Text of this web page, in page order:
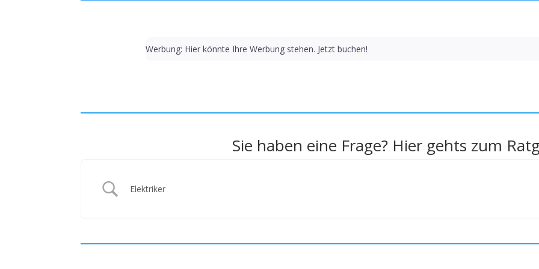
Werbung: Hier könnte Ihre Werbung stehen. Jetzt buchen!
Sie haben eine Frage? Hier gehts zum